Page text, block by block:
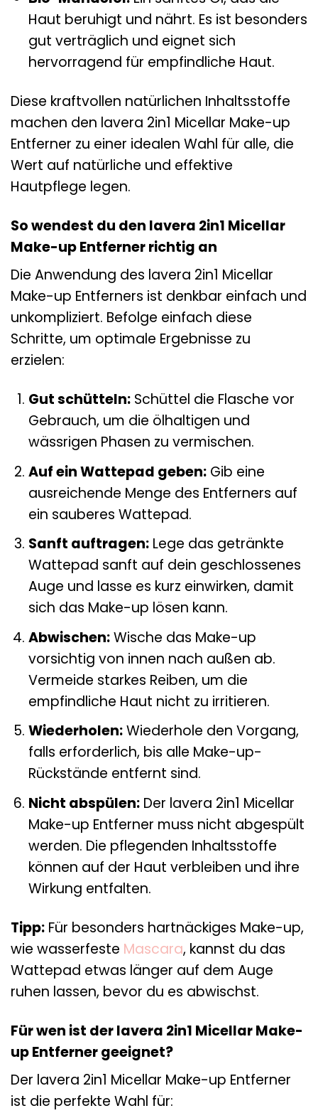
Haut beruhigt und nährt. Es ist besonders
gut verträglich und eignet sich
hervorragend für empfindliche Haut.
Diese kraftvollen natürlichen Inhaltsstoffe
machen den lavera 2in1 Micellar Make-up
Entferner zu einer idealen Wahl für alle, die
Wert auf natürliche und effektive
Hautpflege legen.
So wendest du den lavera 2in1 Micellar
Make-up Entferner richtig an
Die Anwendung des lavera 2in1 Micellar
Make-up Entferners ist denkbar einfach und
unkompliziert. Befolge einfach diese
Schritte, um optimale Ergebnisse zu
erzielen:
Gut schütteln:Schüttel die Flasche vor
Gebrauch, um die ölhaltigen und
wässrigen Phasen zu vermischen.
Auf ein Wattepad geben:Gib eine
ausreichende Menge des Entferners auf
ein sauberes Wattepad.
Sanft auftragen:Lege das getränkte
Wattepad sanft auf dein geschlossenes
Auge und lasse es kurz einwirken, damit
sich das Make-up lösen kann.
Abwischen:Wische das Make-up
vorsichtig von innen nach außen ab.
Vermeide starkes Reiben, um die
empfindliche Haut nicht zu irritieren.
Wiederholen:Wiederhole den Vorgang,
falls erforderlich, bis alle Make-up-
Rückstände entfernt sind.
Nicht abspülen:Der lavera 2in1 Micellar
Make-up Entferner muss nicht abgespült
werden. Die pflegenden Inhaltsstoffe
können auf der Haut verbleiben und ihre
Wirkung entfalten.
Tipp: Für besonders hartnäckiges Make-up,
wie wasserfeste Mascara, kannst du das
Wattepad etwas länger auf dem Auge
ruhen lassen, bevor du es abwischst.
Für wen ist der lavera 2in1 Micellar Make-
up Entferner geeignet?
Der lavera 2in1 Micellar Make-up Entferner
ist die perfekte Wahl für: